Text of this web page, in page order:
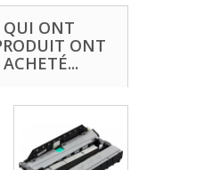
QUI ONT
ONT